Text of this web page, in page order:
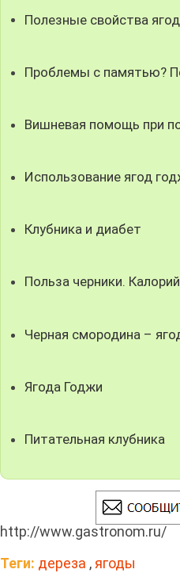
Полезные свойства
Проблемы с памятью?
Вишневая помощь при
Использование ягод
Клубника и диабет
Польза черники.
Черная смородина –
Ягода Годжи
Питательная клубника
http://www.gastronom.ru/
Теги: дереза , ягоды